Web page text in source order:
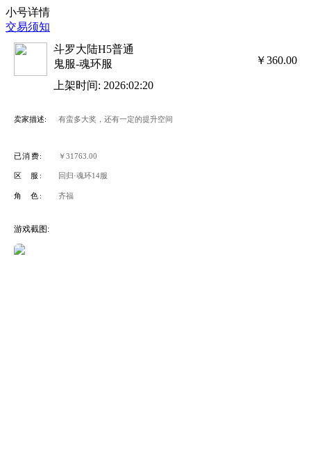
小号详情
交易须知
斗罗大陆H5普通
鬼服-魂环服
上架时间: 2026:02:20
￥360.00
卖家描述: 有蛮多大奖，还有一定的提升空间
已消费: ￥31763.00
区 服: 回归·魂环14服
角 色: 齐福
游戏截图: